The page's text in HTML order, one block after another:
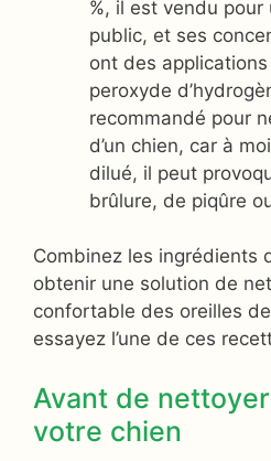
%, il est vendu pour
public, et ses
ont des
peroxyde
recommandé pour
d’un chien, car à
dilué, il peut
brûlure, de piqûre
Combinez les ingrédients
obtenir une solution de
confortable des oreilles
essayez l’une de ces
Avant de
votre chien